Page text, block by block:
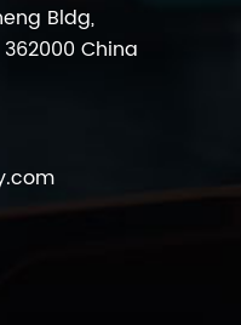
Bldg,
China